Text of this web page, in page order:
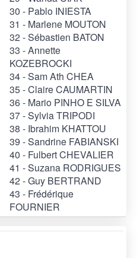
30 - Pablo INIESTA
31 - Marlene MOUTON
32 - Sébastien BATON
33 - Annette
KOZEBROCKI
34 - Sam Ath CHEA
35 - Claire CAUMARTIN
36 - Mario PINHO E SILVA
37 - Sylvia TRIPODI
38 - Ibrahim KHATTOU
39 - Sandrine FABIANSKI
40 - Fulbert CHEVALIER
41 - Suzana RODRIGUES
42 - Guy BERTRAND
43 - Frédérique
FOURNIER